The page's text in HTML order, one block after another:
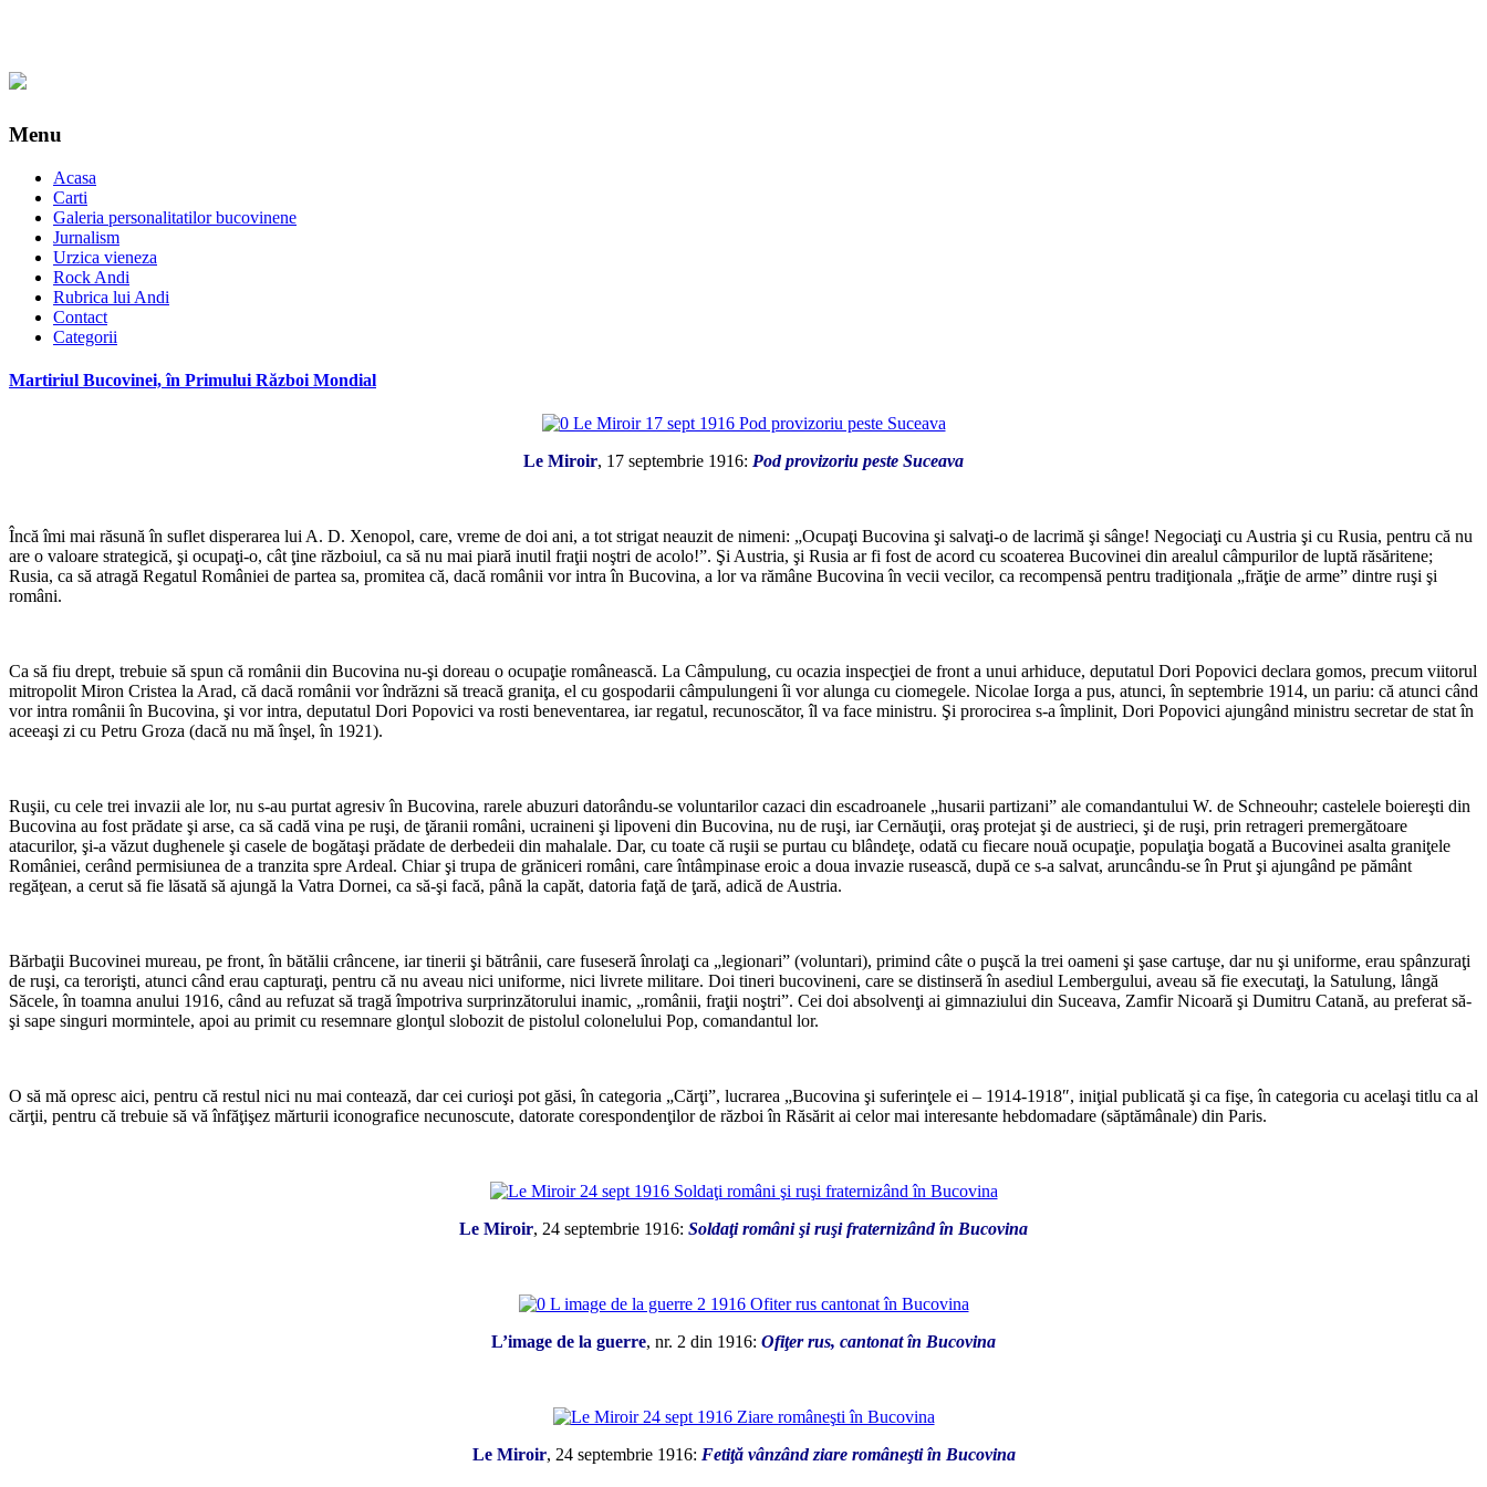
Menu
Acasa
Carti
Galeria personalitatilor bucovinene
Jurnalism
Urzica vieneza
Rock Andi
Rubrica lui Andi
Contact
Categorii
Martiriul Bucovinei, în Primului Război Mondial
Le Miroir, 17 septembrie 1916: Pod provizoriu peste Suceava
Încă îmi mai răsună în suflet disperarea lui A. D. Xenopol, care, vreme de doi ani, a tot strigat neauzit de nimeni: „Ocupaţi Bucovina şi salvaţi-o de lacrimă şi sânge! Negociaţi cu Austria şi cu Rusia, pentru că nu
are o valoare strategică, şi ocupaţi-o, cât ţine războiul, ca să nu mai piară inutil fraţii noştri de acolo!”. Şi Austria, şi Rusia ar fi fost de acord cu scoaterea Bucovinei din arealul câmpurilor de luptă răsăritene;
Rusia, ca să atragă Regatul României de partea sa, promitea că, dacă românii vor intra în Bucovina, a lor va rămâne Bucovina în vecii vecilor, ca recompensă pentru tradiţionala „frăţie de arme” dintre ruşi şi
români.
Ca să fiu drept, trebuie să spun că românii din Bucovina nu-şi doreau o ocupaţie românească. La Câmpulung, cu ocazia inspecţiei de front a unui arhiduce, deputatul Dori Popovici declara gomos, precum viitorul
mitropolit Miron Cristea la Arad, că dacă românii vor îndrăzni să treacă graniţa, el cu gospodarii câmpulungeni îi vor alunga cu ciomegele. Nicolae Iorga a pus, atunci, în septembrie 1914, un pariu: că atunci când
vor intra românii în Bucovina, şi vor intra, deputatul Dori Popovici va rosti beneventarea, iar regatul, recunoscător, îl va face ministru. Şi prorocirea s-a împlinit, Dori Popovici ajungând ministru secretar de stat în
aceeaşi zi cu Petru Groza (dacă nu mă înşel, în 1921).
Ruşii, cu cele trei invazii ale lor, nu s-au purtat agresiv în Bucovina, rarele abuzuri datorându-se voluntarilor cazaci din escadroanele „husarii partizani” ale comandantului W. de Schneouhr; castelele boiereşti din
Bucovina au fost prădate şi arse, ca să cadă vina pe ruşi, de ţăranii români, ucraineni şi lipoveni din Bucovina, nu de ruşi, iar Cernăuţii, oraş protejat şi de austrieci, şi de ruşi, prin retrageri premergătoare
atacurilor, şi-a văzut dughenele şi casele de bogătaşi prădate de derbedeii din mahalale. Dar, cu toate că ruşii se purtau cu blândeţe, odată cu fiecare nouă ocupaţie, populaţia bogată a Bucovinei asalta graniţele
României, cerând permisiunea de a tranzita spre Ardeal. Chiar şi trupa de grăniceri români, care întâmpinase eroic a doua invazie rusească, după ce s-a salvat, aruncându-se în Prut şi ajungând pe pământ
regăţean, a cerut să fie lăsată să ajungă la Vatra Dornei, ca să-şi facă, până la capăt, datoria faţă de ţară, adică de Austria.
Bărbaţii Bucovinei mureau, pe front, în bătălii crâncene, iar tinerii şi bătrânii, care fuseseră înrolaţi ca „legionari” (voluntari), primind câte o puşcă la trei oameni şi şase cartuşe, dar nu şi uniforme, erau spânzuraţi
de ruşi, ca terorişti, atunci când erau capturaţi, pentru că nu aveau nici uniforme, nici livrete militare. Doi tineri bucovineni, care se distinseră în asediul Lembergului, aveau să fie executaţi, la Satulung, lângă
Săcele, în toamna anului 1916, când au refuzat să tragă împotriva surprinzătorului inamic, „românii, fraţii noştri”. Cei doi absolvenţi ai gimnaziului din Suceava, Zamfir Nicoară şi Dumitru Catană, au preferat să-
şi sape singuri mormintele, apoi au primit cu resemnare glonţul slobozit de pistolul colonelului Pop, comandantul lor.
O să mă opresc aici, pentru că restul nici nu mai contează, dar cei curioşi pot găsi, în categoria „Cărţi”, lucrarea „Bucovina şi suferinţele ei – 1914-1918″, iniţial publicată şi ca fişe, în categoria cu acelaşi titlu ca al
cărţii, pentru că trebuie să vă înfăţişez mărturii iconografice necunoscute, datorate corespondenţilor de război în Răsărit ai celor mai interesante hebdomadare (săptămânale) din Paris.
Le Miroir, 24 septembrie 1916: Soldaţi români şi ruşi fraternizând în Bucovina
L’image de la guerre, nr. 2 din 1916: Ofiţer rus, cantonat în Bucovina
Le Miroir, 24 septembrie 1916: Fetiţă vânzând ziare româneşti în Bucovina